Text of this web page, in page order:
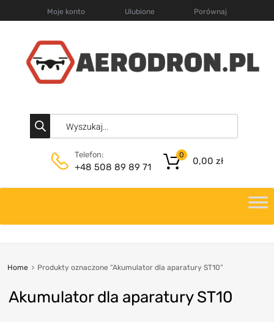
Moje konto Ulubione Porównaj
Telefon:
+48 508 89 89 71
0,00 zł
0
Home Produkty oznaczone “Akumulator dla aparatury ST10”
Akumulator dla aparatury ST10